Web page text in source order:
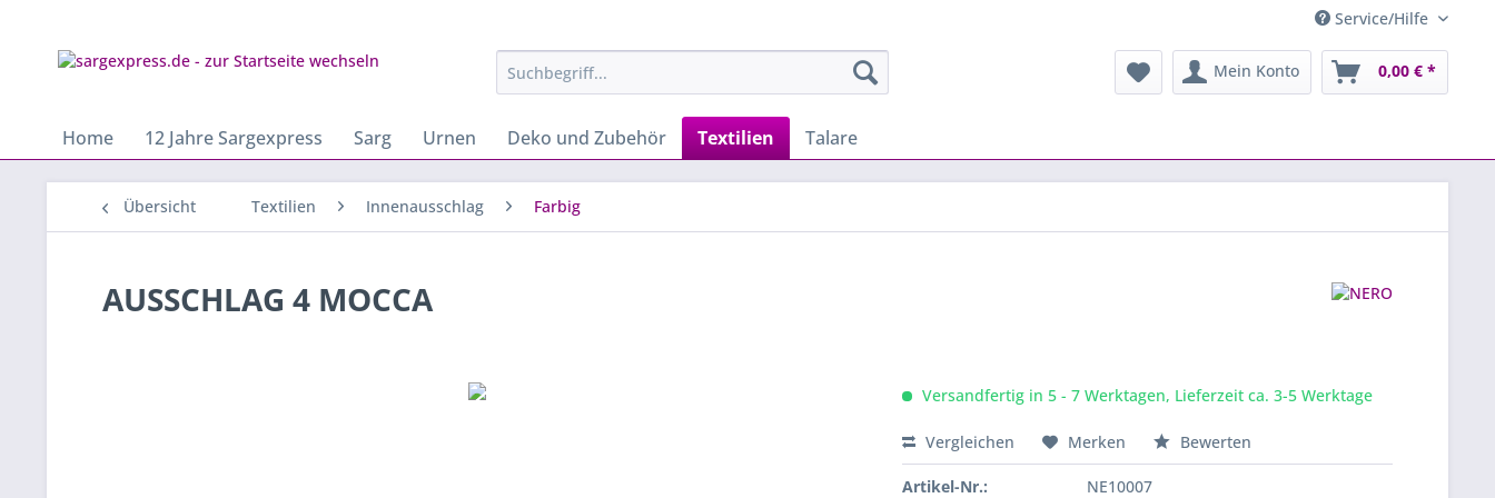
Service/Hilfe
Mein Konto 0,00 € *
Home 12 Jahre Sargexpress Sarg Urnen Deko und Zubehör Textilien Talare
Übersicht Textilien Innenausschlag Farbig
AUSSCHLAG 4 MOCCA
Versandfertig in 5 - 7 Werktagen, Lieferzeit ca. 3-5 Werktage
Vergleichen Merken Bewerten
Artikel-Nr.: NE10007